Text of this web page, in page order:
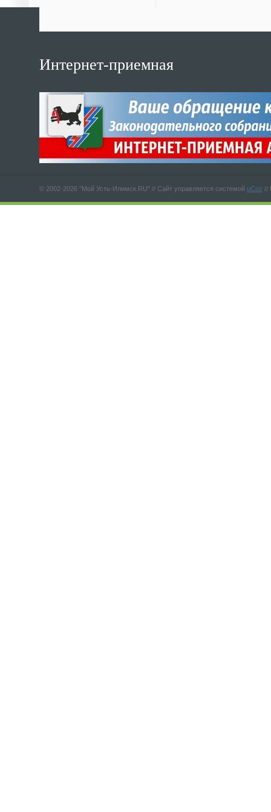
Интернет-приемная
© 2002-2026 "Мой Усть-Илимск.RU" // Сайт управляется системой uCoz //